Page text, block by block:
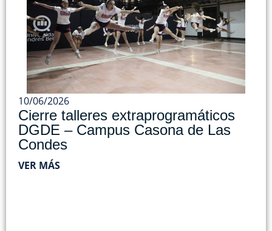
10/06/2026
Cierre talleres extraprogramáticos
DGDE – Campus Casona de Las
Condes
VER MÁS